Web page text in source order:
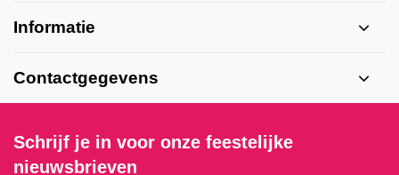
Informatie
Contactgegevens
Schrijf je in voor onze feestelijke
nieuwsbrieven